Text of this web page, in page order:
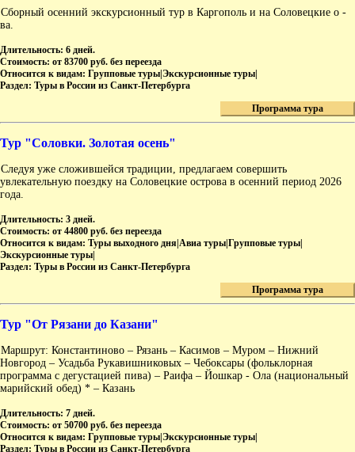
Сборный осенний экскурсионный тур в Каргополь и на Соловецкие о -
ва.
Длительность: 6 дней.
Стоимость: от 83700 руб. без переезда
Относится к видам: Групповые туры|Экскурсионные туры|
Раздел: Туры в России из Санкт-Петербурга
Программа тура
Тур "Соловки. Золотая осень"
Следуя уже сложившейся традиции, предлагаем совершить
увлекательную поездку на Соловецкие острова в осенний период 2026
года.
Длительность: 3 дней.
Стоимость: от 44800 руб. без переезда
Относится к видам: Туры выходного дня|Авиа туры|Групповые туры|
Экскурсионные туры|
Раздел: Туры в России из Санкт-Петербурга
Программа тура
Тур "От Рязани до Казани"
Маршрут: Константиново – Рязань – Касимов – Муром – Нижний
Новгород – Усадьба Рукавишниковых – Чебоксары (фольклорная
программа с дегустацией пива) – Раифа – Йошкар - Ола (национальный
марийский обед) * – Казань
Длительность: 7 дней.
Стоимость: от 50700 руб. без переезда
Относится к видам: Групповые туры|Экскурсионные туры|
Раздел: Туры в России из Санкт-Петербурга